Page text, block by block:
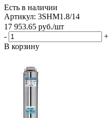
Есть в наличии
Артикул: 3SHM1.8/14
17 953.65 руб./шт
-
+
В корзину